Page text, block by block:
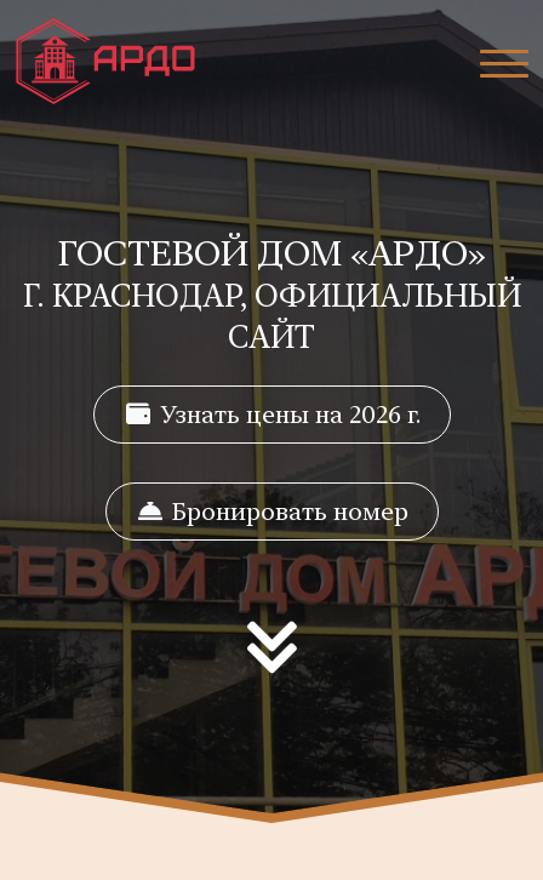
ГОСТЕВОЙ ДОМ «АРДО»
Г. КРАСНОДАР, ОФИЦИАЛЬНЫЙ
САЙТ
Узнать цены на 2026 г.
Бронировать номер